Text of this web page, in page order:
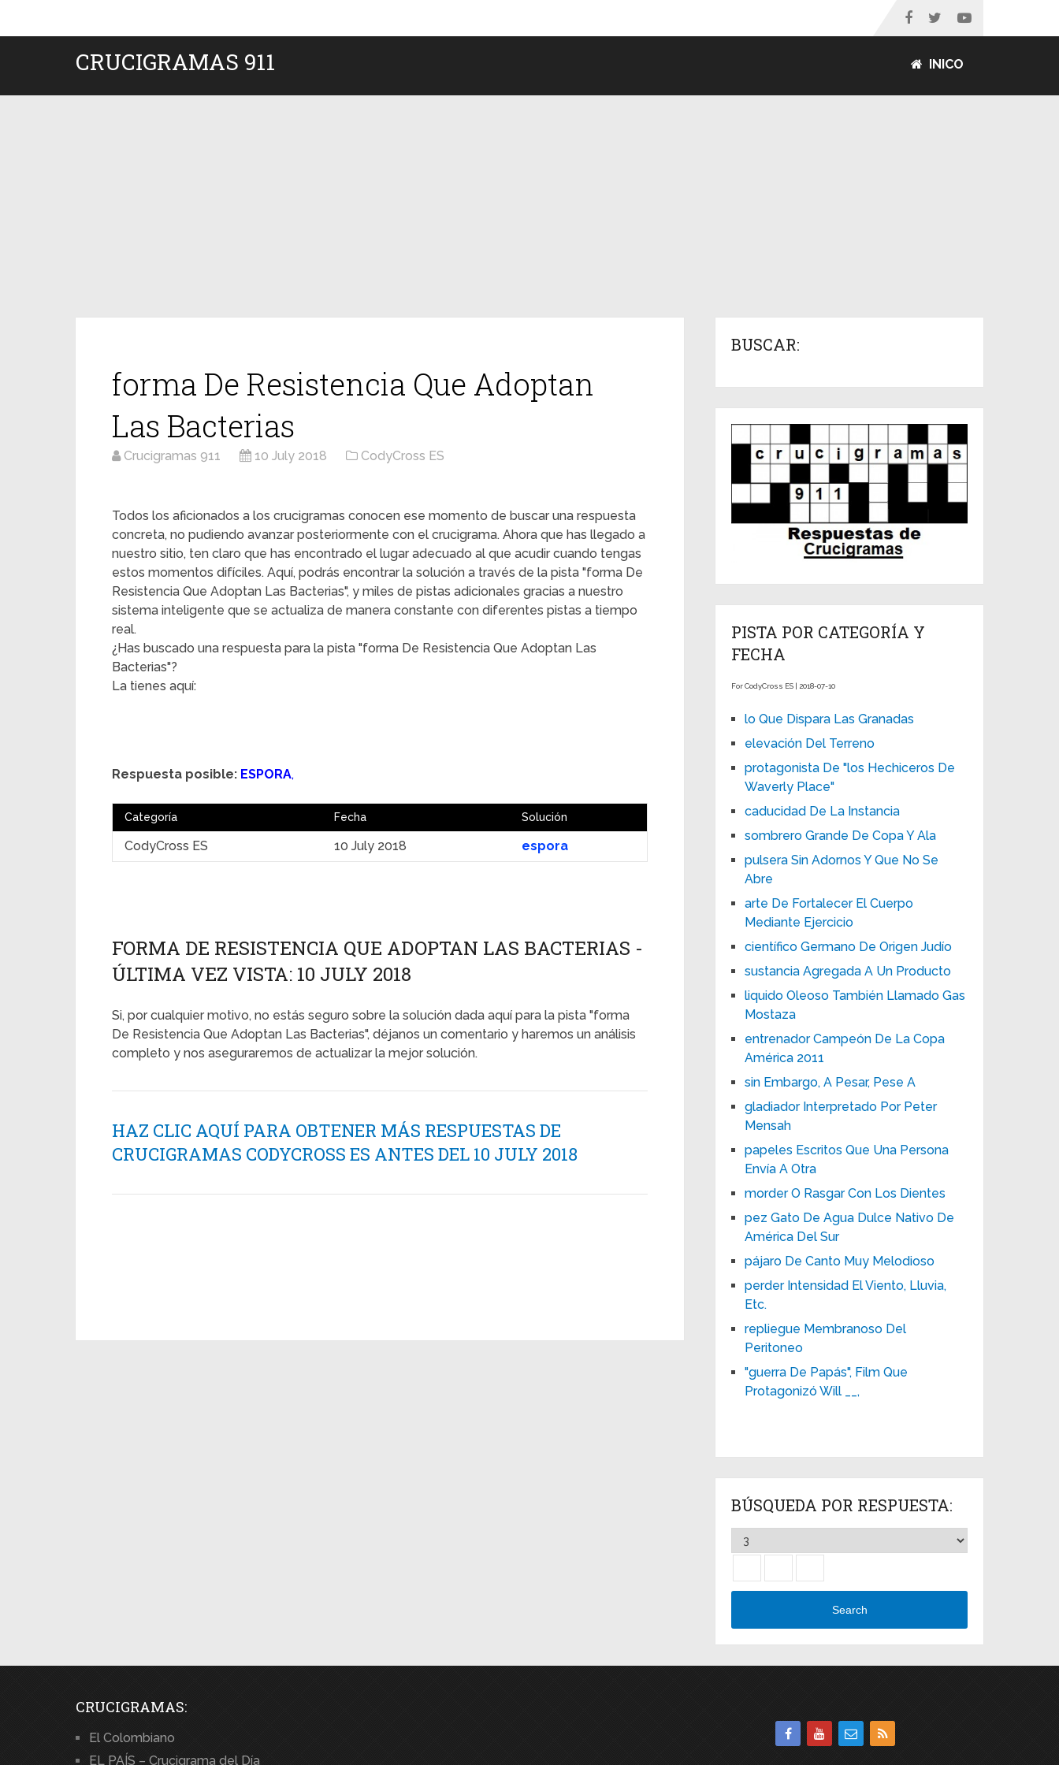
CRUCIGRAMAS 911 INICO
forma De Resistencia Que Adoptan
Las Bacterias
Crucigramas 911 10 July 2018 CodyCross ES
Todos los aficionados a los crucigramas conocen ese momento de buscar una respuesta
concreta, no pudiendo avanzar posteriormente con el crucigrama. Ahora que has llegado a
nuestro sitio, ten claro que has encontrado el lugar adecuado al que acudir cuando tengas
estos momentos difíciles. Aquí, podrás encontrar la solución a través de la pista "forma De
Resistencia Que Adoptan Las Bacterias", y miles de pistas adicionales gracias a nuestro
sistema inteligente que se actualiza de manera constante con diferentes pistas a tiempo
real.
¿Has buscado una respuesta para la pista "forma De Resistencia Que Adoptan Las
Bacterias"?
La tienes aquí:
Respuesta posible: ESPORA,
Categoría Fecha Solución
CodyCross ES 10 July 2018 espora
FORMA DE RESISTENCIA QUE ADOPTAN LAS BACTERIAS -
ÚLTIMA VEZ VISTA: 10 JULY 2018
Si, por cualquier motivo, no estás seguro sobre la solución dada aquí para la pista "forma
De Resistencia Que Adoptan Las Bacterias", déjanos un comentario y haremos un análisis
completo y nos aseguraremos de actualizar la mejor solución.
HAZ CLIC AQUÍ PARA OBTENER MÁS RESPUESTAS DE
CRUCIGRAMAS CODYCROSS ES ANTES DEL 10 JULY 2018
BUSCAR:
PISTA POR CATEGORÍA Y
FECHA
For CodyCross ES | 2018-07-10
lo Que Dispara Las Granadas
elevación Del Terreno
protagonista De "los Hechiceros De
Waverly Place"
caducidad De La Instancia
sombrero Grande De Copa Y Ala
pulsera Sin Adornos Y Que No Se
Abre
arte De Fortalecer El Cuerpo
Mediante Ejercicio
científico Germano De Origen Judío
sustancia Agregada A Un Producto
liquido Oleoso También Llamado Gas
Mostaza
entrenador Campeón De La Copa
América 2011
sin Embargo, A Pesar, Pese A
gladiador Interpretado Por Peter
Mensah
papeles Escritos Que Una Persona
Envía A Otra
morder O Rasgar Con Los Dientes
pez Gato De Agua Dulce Nativo De
América Del Sur
pájaro De Canto Muy Melodioso
perder Intensidad El Viento, Lluvia,
Etc.
repliegue Membranoso Del
Peritoneo
"guerra De Papás", Film Que
Protagonizó Will __,
BÚSQUEDA POR RESPUESTA:
Search
CRUCIGRAMAS:
El Colombiano
EL PAÍS – Crucigrama del Día